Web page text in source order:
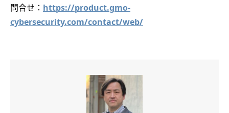
問合せ： https://product.gmo-
cybersecurity.com/contact/web/